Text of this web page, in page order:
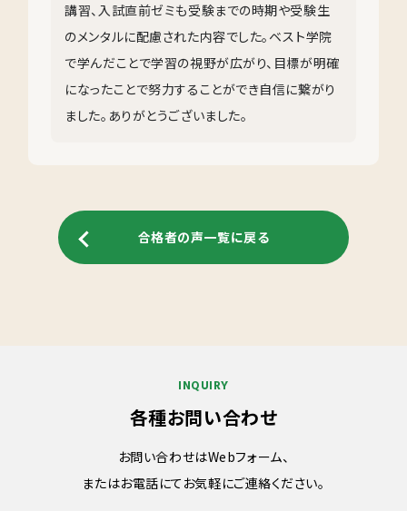
講習、入試直前ゼミも受験までの時期や受験生
のメンタルに配慮された内容でした。ベスト学院
で学んだことで学習の視野が広がり、目標が明確
になったことで努力することができ自信に繋がり
ました。ありがとうございました。
合格者の声一覧に戻る
INQUIRY
各種お問い合わせ
お問い合わせはWebフォーム、
またはお電話にてお気軽にご連絡ください。